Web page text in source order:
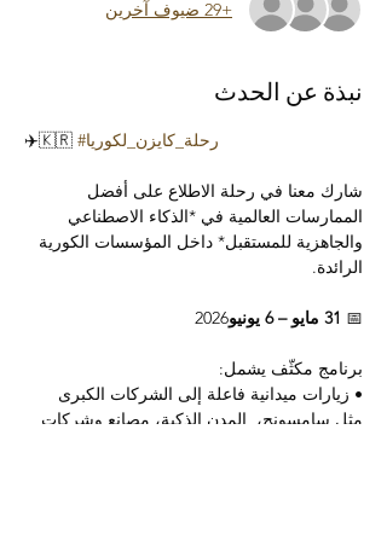
+29 ضيوف آخرين
نبذة عن الحدث
✈️🇰🇷 #رحلة_كايزن_لكوريا
شارك معنا في رحلة الاطلاع على أفضل
الممارسات العالمية في *الذكاء الاصطناعي
والجاهزية للمستقبل* داخل المؤسسات الكورية
الرائدة.
📅 31 مايو – 6 يونيو 2026
برنامج مكثّف يشمل:
• زيارات ميدانية فاعلة إلى الشركات الكبرى
مثل سامسونج،  المدن الذكية، مصانع وشركات